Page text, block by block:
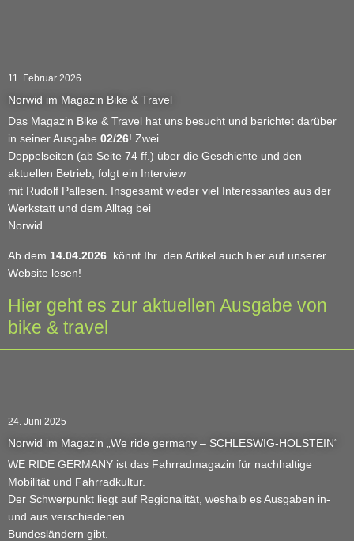
11. Februar 2026
Norwid im Magazin Bike & Travel
Das Magazin Bike & Travel hat uns besucht und berichtet darüber
in seiner Ausgabe 02/26! Zwei
Doppelseiten (ab Seite 74 ff.) über die Geschichte und den
aktuellen Betrieb, folgt ein Interview
mit Rudolf Pallesen. Insgesamt wieder viel Interessantes aus der
Werkstatt und dem Alltag bei
Norwid.
Ab dem 14.04.2026 könnt Ihr den Artikel auch hier auf unserer
Website lesen!
Hier geht es zur aktuellen Ausgabe von
bike & travel
24. Juni 2025
Norwid im Magazin „We ride germany – SCHLESWIG-HOLSTEIN“
WE RIDE GERMANY ist das Fahrradmagazin für nachhaltige
Mobilität und Fahrradkultur.
Der Schwerpunkt liegt auf Regionalität, weshalb es Ausgaben in-
und aus verschiedenen
Bundesländern gibt.